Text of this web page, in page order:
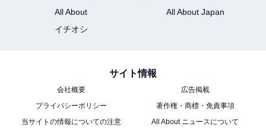
和歌山県で「秋に行きたい滝」ランキング！ 2
位「請川のお滝さん」を抑えた1位は？【2025
年調査】
All About
All About Japan
イチオシ
サイト情報
会社概要
広告掲載
プライバシーポリシー
著作権・商標・免責事項
当サイトの情報についての注意
All About ニュースについて